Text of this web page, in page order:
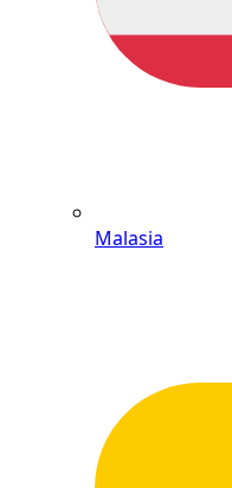
Malasia